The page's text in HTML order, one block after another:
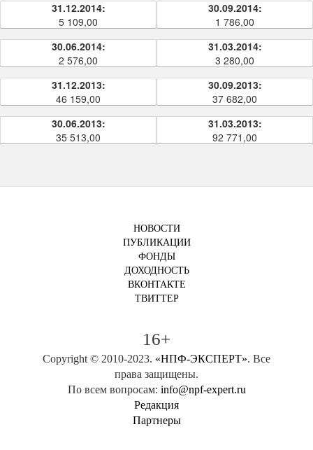
31.12.2014:
5 109,00
30.09.2014:
1 786,00
30.06.2014:
2 576,00
31.03.2014:
3 280,00
31.12.2013:
46 159,00
30.09.2013:
37 682,00
30.06.2013:
35 513,00
31.03.2013:
92 771,00
НОВОСТИ
ПУБЛИКАЦИИ
ФОНДЫ
ДОХОДНОСТЬ
ВКОНТАКТЕ
ТВИТТЕР
16+
Copyright © 2010-2023. «НПФ-ЭКСПЕРТ». Все
права защищены.
По всем вопросам: info@npf-expert.ru
Редакция
Партнеры